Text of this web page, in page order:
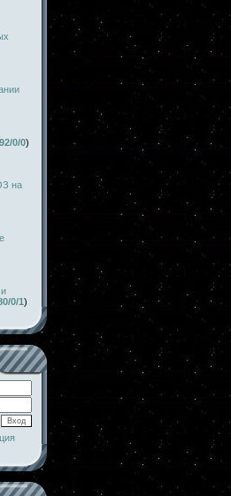
0/0)
на
0/1)